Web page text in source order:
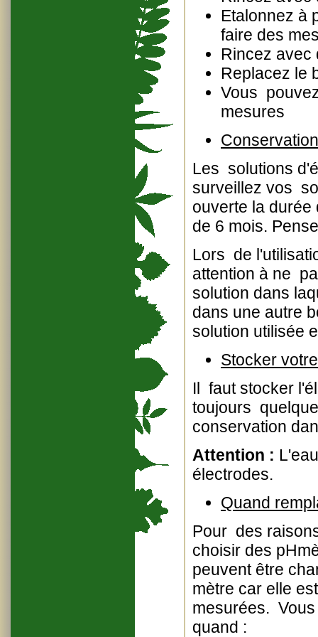
Etalonnez à
faire des
Rincez avec
Replacez le
Vous
mesures
Les solutions
surveillez vos
ouverte la
de 6 mois.
Lors de
attention à ne
solution dans
dans une autre
solution utilisée
Stocker
Il faut stocker
toujours
conservation
Attention :
électrodes.
Quand
Pour des
choisir des
peuvent être
mètre car elle
mesurées.
quand :